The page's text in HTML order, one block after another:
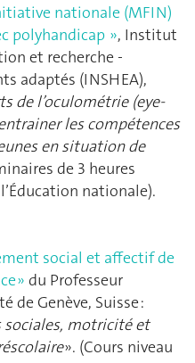
nationale (MFIN)
polyhandicap », Institut
et recherche -
adaptés (INSHEA),
de l’oculométrie (eye-
les compétences
en situation de
de 3 heures
nationale).
social et affectif de
» du Professeur
de Genève, Suisse :
sociales, motricité et
». (Cours niveau